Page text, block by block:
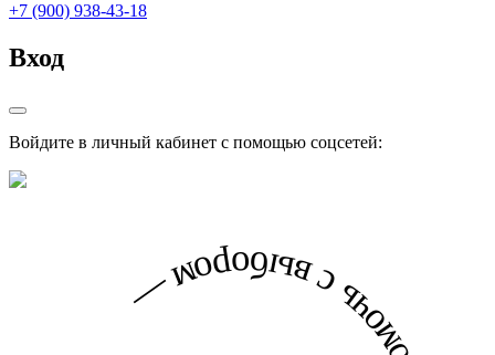
+7 (900) 938-43-18
Вход
Войдите в личный кабинет с помощью соцсетей: